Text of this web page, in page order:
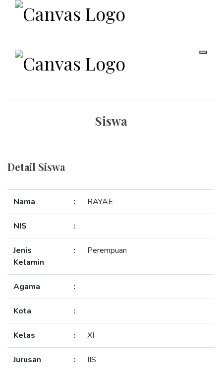
Siswa
Detail Siswa
Nama : RAYAE
NIS :
Jenis
Kelamin
: Perempuan
Agama :
Kota :
Kelas : XI
Jurusan : IIS